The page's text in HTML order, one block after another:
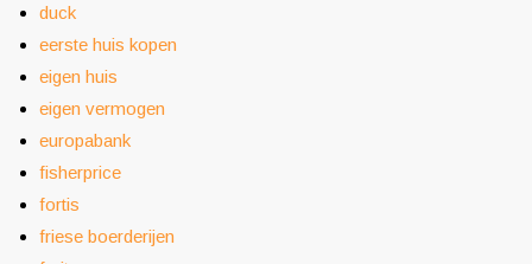
duck
eerste huis kopen
eigen huis
eigen vermogen
europabank
fisherprice
fortis
friese boerderijen